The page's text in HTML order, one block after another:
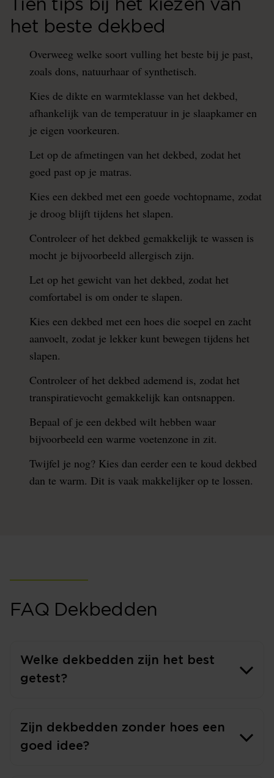
Tien tips bij het kiezen van
het beste dekbed
Overweeg welke soort vulling het beste bij je past,
zoals dons, natuurhaar of synthetisch.
Kies de dikte en warmteklasse van het dekbed,
afhankelijk van de temperatuur in je slaapkamer en
je eigen voorkeuren.
Let op de afmetingen van het dekbed, zodat het
goed past op je matras.
Kies een dekbed met een goede vochtopname, zodat
je droog blijft tijdens het slapen.
Controleer of het dekbed gemakkelijk te wassen is
mocht je bijvoorbeeld allergisch zijn.
Let op het gewicht van het dekbed, zodat het
comfortabel is om onder te slapen.
Kies een dekbed met een hoes die soepel en zacht
aanvoelt, zodat je lekker kunt bewegen tijdens het
slapen.
Controleer of het dekbed ademend is, zodat het
transpiratievocht gemakkelijk kan ontsnappen.
Bepaal of je een dekbed wilt hebben waar
bijvoorbeeld een warme voetenzone in zit.
Twijfel je nog? Kies dan eerder een te koud dekbed
dan te warm. Dit is vaak makkelijker op te lossen.
FAQ Dekbedden
Welke dekbedden zijn het best
getest?
Zijn dekbedden zonder hoes een
goed idee?